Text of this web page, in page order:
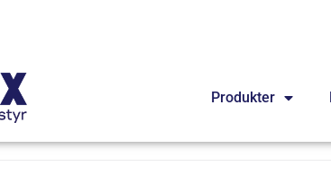
Produkter